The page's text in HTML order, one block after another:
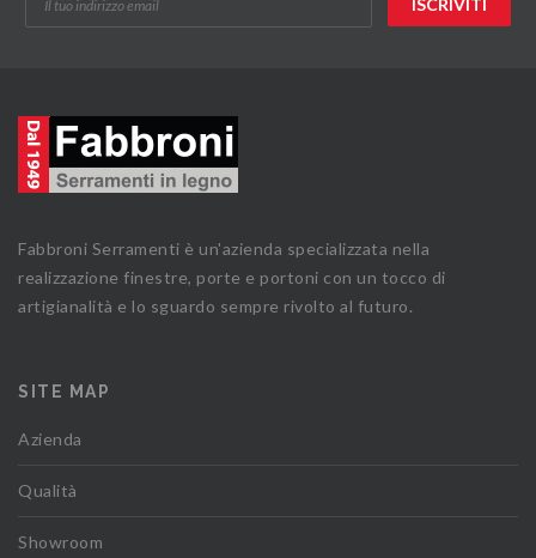
Fabbroni Serramenti è un'azienda specializzata nella
realizzazione finestre, porte e portoni con un tocco di
artigianalità e lo sguardo sempre rivolto al futuro.
SITE MAP
Azienda
Qualità
Showroom